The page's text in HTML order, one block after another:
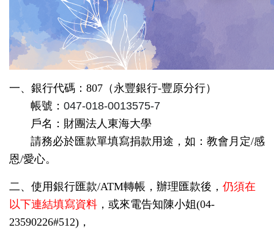
一、銀行代碼：807（永豐銀行-豐原分行）
帳號： 047-018-0013575-7
戶名：財團法人東海大學
請務必於匯款單填寫捐款用途 ，如：教會 月定/感
恩/愛心。
二、使用銀行匯款/ATM轉帳 ，辦理匯款後， 仍須在
以下連結填寫資料 ，或來電告知 陳小姐(04-
23590226#512) ，